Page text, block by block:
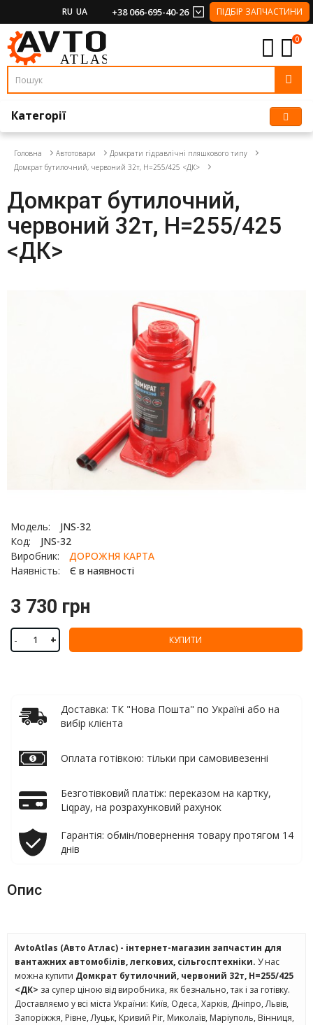
RU UA +38 066-695-40-26 ПІДБІР ЗАПЧАСТИНИ
0
Категорії
Головна Автотовари
Домкрати гідравлічні пляшкового типу
Домкрат бутилочний, червоний 32т, H=255/425 <ДК>
Домкрат бутилочний,
червоний 32т, H=255/425
<ДК>
Модель:
JNS-32
Код:
JNS-32
Виробник:
ДОРОЖНЯ КАРТА
Наявність:
Є в наявності
3 730 грн
- + КУПИТИ
Доставка: ТК "Нова Пошта" по Україні або на
вибір клієнта
Оплата готівкою: тільки при самовивезенні
Безготівковий платіж: переказом на картку,
Liqpay, на розрахунковий рахунок
Гарантія: обмін/повернення товару протягом 14
днів
Опис
AvtoAtlas (Авто Атлас) - інтернет-магазин запчастин для
вантажних автомобілів, легкових, сільгосптехніки. У нас
можна купити Домкрат бутилочний, червоний 32т, H=255/425
<ДК> за супер ціною від виробника, як безнально, так і за готівку.
Доставляємо у всі міста України: Київ, Одеса, Харків, Дніпро, Львів,
Запоріжжя, Рівне, Луцьк, Кривий Ріг, Миколаїв, Маріуполь, Вінниця,